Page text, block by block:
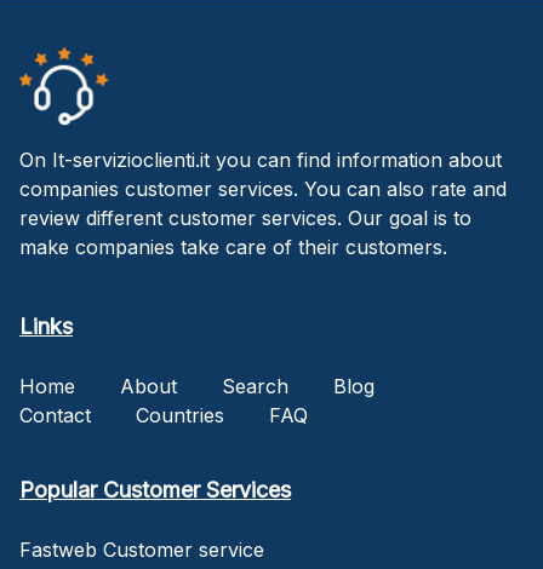
On It-servizioclienti.it you can find information about
companies customer services. You can also rate and
review different customer services. Our goal is to
make companies take care of their customers.
Links
Home About Search
Blog
Contact
Countries FAQ
Popular Customer Services
Fastweb Customer service